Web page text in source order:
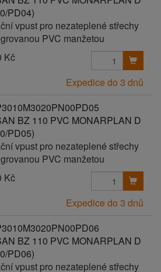
PD04)
vpust pro nezateplené střechy
PVC manžetou
Kč
Expedice do 3 dnů
BZ 110 PVC MONARPLAN D
PD05)
vpust pro nezateplené střechy
PVC manžetou
Kč
Expedice do 3 dnů
BZ 110 PVC MONARPLAN D
PD06)
vpust pro nezateplené střechy